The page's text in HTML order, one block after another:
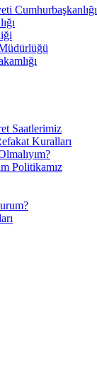
Cumhurbaşkanlığı
Saatlerimiz
Kuralları
Politikamız